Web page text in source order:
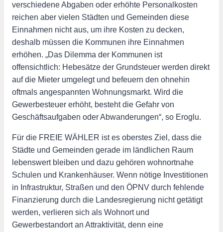
verschiedene Abgaben oder erhöhte Personalkosten
reichen aber vielen Städten und Gemeinden diese
Einnahmen nicht aus, um ihre Kosten zu decken,
deshalb müssen die Kommunen ihre Einnahmen
erhöhen. „Das Dilemma der Kommunen ist
offensichtlich: Hebesätze der Grundsteuer werden direkt
auf die Mieter umgelegt und befeuern den ohnehin
oftmals angespannten Wohnungsmarkt. Wird die
Gewerbesteuer erhöht, besteht die Gefahr von
Geschäftsaufgaben oder Abwanderungen“, so Eroglu.
Für die FREIE WÄHLER ist es oberstes Ziel, dass die
Städte und Gemeinden gerade im ländlichen Raum
lebenswert bleiben und dazu gehören wohnortnahe
Schulen und Krankenhäuser. Wenn nötige Investitionen
in Infrastruktur, Straßen und den ÖPNV durch fehlende
Finanzierung durch die Landesregierung nicht getätigt
werden, verlieren sich als Wohnort und
Gewerbestandort an Attraktivität, denn eine